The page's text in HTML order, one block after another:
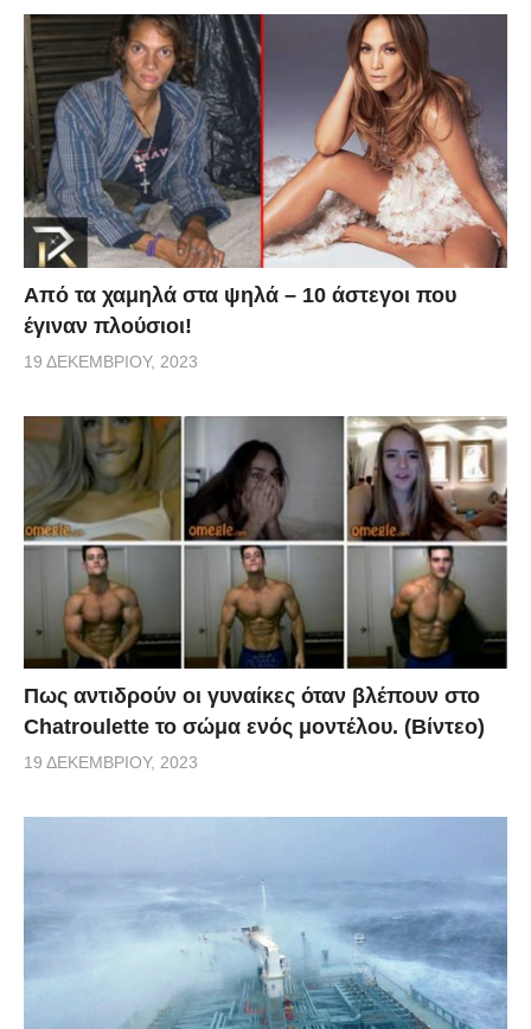
Από τα χαμηλά στα ψηλά – 10 άστεγοι που
έγιναν πλούσιοι!
19 ΔΕΚΕΜΒΡΊΟΥ, 2023
Πως αντιδρούν οι γυναίκες όταν βλέπουν στο
Chatroulette το σώμα ενός μοντέλου. (Βίντεο)
19 ΔΕΚΕΜΒΡΊΟΥ, 2023